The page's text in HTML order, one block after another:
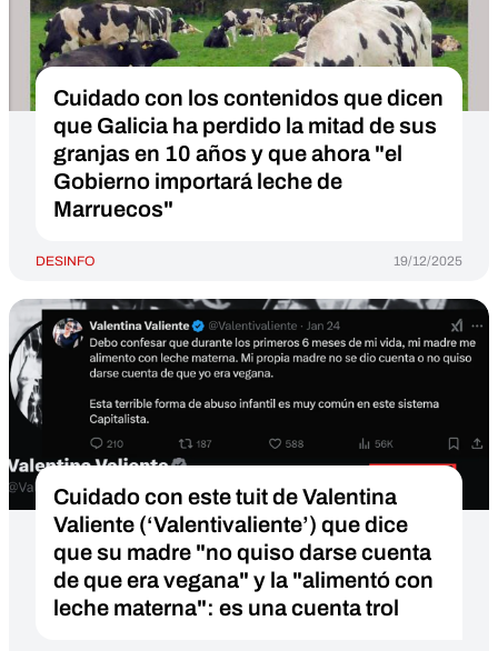
Cuidado con los contenidos que dicen
que Galicia ha perdido la mitad de sus
granjas en 10 años y que ahora "el
Gobierno importará leche de
Marruecos"
DESINFO 19/12/2025
Cuidado con este tuit de Valentina
Valiente (‘Valentivaliente’) que dice
que su madre "no quiso darse cuenta
de que era vegana" y la "alimentó con
leche materna": es una cuenta trol